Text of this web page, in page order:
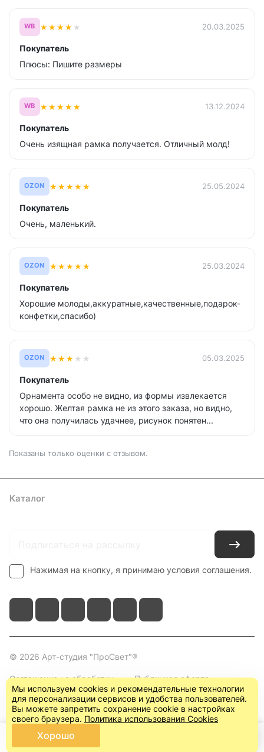
WB ★★★★ ★ 20.03.2025
Покупатель
Плюсы: Пишите размеры
WB ★★★★★ 13.12.2024
Покупатель
Очень изящная рамка получается. Отличный молд!
OZON ★★★★★ 25.05.2024
Покупатель
Очень, маленький.
OZON ★★★★★ 25.03.2024
Покупатель
Хорошие молоды,аккуратные,качественные,подарок-
конфетки,спасибо)
OZON ★★★ ★ ★ 05.03.2025
Покупатель
Орнамента особо не видно, из формы извлекается
хорошо. Желтая рамка не из этого заказа, но видно,
что она получилась удачнее, рисунок понятен...
Показаны только оценки с отзывом.
Каталог
Нажимая на кнопку, я принимаю условия соглашения.
© 2026 Арт-студия "ПроСвет"®
Соглашение на обработку
персональных данных
Публичная оферта
(пользовательское
соглашение)
Главная Каталог
Мы используем cookies и рекомендательные технологии
для персонализации сервисов и удобства пользователей.
Вы можете запретить сохранение cookie в настройках
своего браузера. Политика использования Cookies
Хорошо